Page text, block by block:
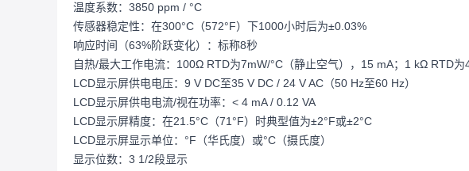
温度系数：3850 ppm / °C
传感器稳定性：在300°C（572°F）下1000小时后为±0.03%
响应时间（63%阶跃变化）：标称8秒
自热/最大工作电流：100Ω RTD为7mW/°C（静止空气），15 mA；1 kΩ RTD
LCD显示屏供电电压：9 V DC至35 V DC / 24 V AC（50 Hz至60 Hz）
LCD显示屏供电电流/视在功率：< 4 mA / 0.12 VA
LCD显示屏精度：在21.5°C（71°F）时典型值为±2°F或±2°C
LCD显示屏显示单位：°F（华氏度）或°C（摄氏度）
显示位数：3 1/2段显示